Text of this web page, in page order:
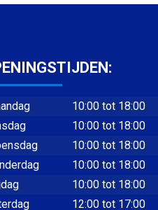
10:00 tot 18:00
10:00 tot 18:00
10:00 tot 18:00
10:00 tot 18:00
10:00 tot 18:00
12:00 tot 17:00